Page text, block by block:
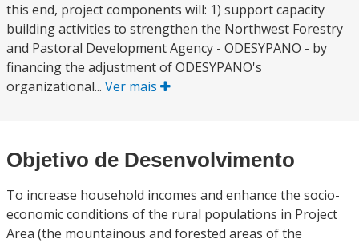
this end, project components will: 1) support capacity
building activities to strengthen the Northwest Forestry
and Pastoral Development Agency - ODESYPANO - by
financing the adjustment of ODESYPANO's
organizational... Ver mais
Objetivo de Desenvolvimento
To increase household incomes and enhance the socio-
economic conditions of the rural populations in Project
Area (the mountainous and forested areas of the